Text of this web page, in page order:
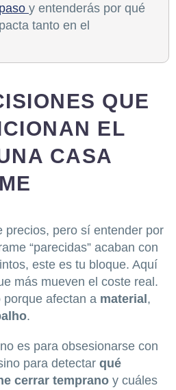
y entenderás por qué
tanto en el
QUE
EL
CASA
precios, pero sí entender por
“parecidas” acaban con
este es tu bloque. Aquí
más mueven el coste real.
porque afectan a material,
.
no es para obsesionarse con
para detectar qué
cerrar temprano y cuáles